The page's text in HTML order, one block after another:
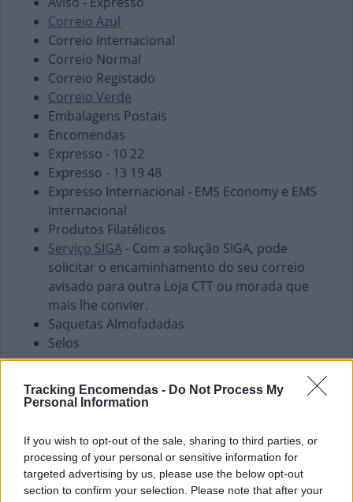
Tracking Encomendas - Do Not Process My
Personal Information
If you wish to opt-out of the sale, sharing to third parties, or
processing of your personal or sensitive information for
targeted advertising by us, please use the below opt-out
section to confirm your selection. Please note that after your
Correio Azul
Correio Internacional
Correio Normal
Correio Registado
Correio Verde
Embalagens Postais
Encomendas
Expresso - 10 22
Expresso - 13 19 48
Expresso Internacional - EMS Economy e EMS
Internacional
Produtos Filatélicos
Serviço SIGA - Com a solução SIGA, pode
solicitar o encaminhamento do seu correio
avisado para outra Loja CTT ou morada que
mais lhe convier.
Saquetas Almofadadas
Selos
Envio de vales - Internacionais
Pagamento de Coimas
Pagamento de Faturas
Pagamento de Impostos
Pagamento de Portagens